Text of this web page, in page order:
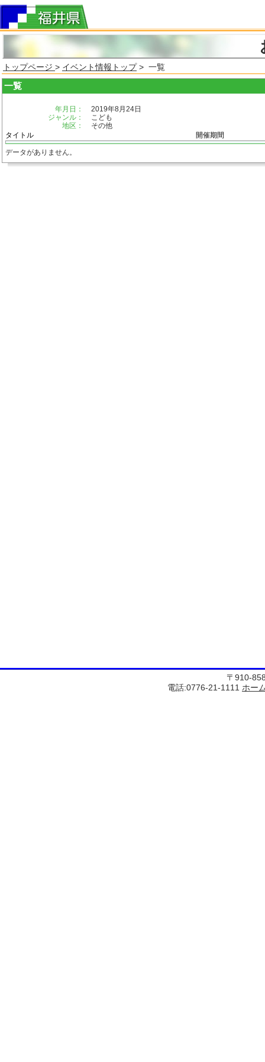
トップページ > イベント情報トップ> 一覧
一覧
年月日：
2019年8月24日
ジャンル：
こども
地区：
その他
タイトル
開催期間
データがありません。
〒910-
電話:0776-21-1111 ホー